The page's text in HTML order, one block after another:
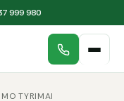
999 980
TYRIMAI